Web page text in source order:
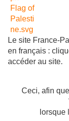
Le site France-
en français :
accéder au site.
Ceci, afin
lorsque